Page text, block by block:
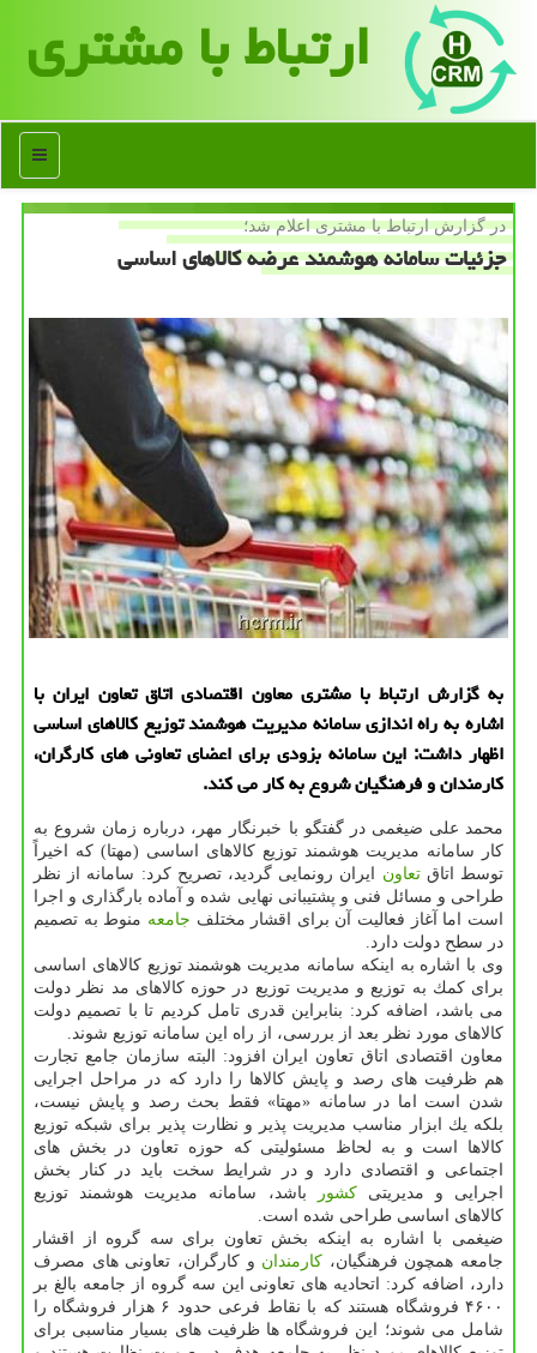
ارتباط با مشتری
منو
در گزارش ارتباط با مشتری اعلام شد؛
جزئیات سامانه هوشمند عرضه كالاهای اساسی
به گزارش ارتباط با مشتری معاون اقتصادی اتاق تعاون ایران با
اشاره به راه اندازی سامانه مدیریت هوشمند توزیع كالاهای اساسی
اظهار داشت: این سامانه بزودی برای اعضای تعاونی های كارگران،
كارمندان و فرهنگیان شروع به كار می كند.
محمد علی ضیغمی در گفتگو با خبرنگار مهر، درباره زمان شروع به
كار سامانه مدیریت هوشمند توزیع كالاهای اساسی (مهتا) كه اخیراً
توسط اتاقتعاون ایران رونمایی گردید، تصریح كرد: سامانه از نظر
طراحی و مسائل فنی و پشتیبانی نهایی شده و آماده بارگذاری و اجرا
است اما آغاز فعالیت آن برای اقشار مختلف جامعه منوط به تصمیم
در سطح دولت دارد.
وی با اشاره به اینكه سامانه مدیریت هوشمند توزیع كالاهای اساسی
برای كمك به توزیع و مدیریت توزیع در حوزه كالاهای مد نظر دولت
می باشد، اضافه كرد: بنابراین قدری تامل كردیم تا با تصمیم دولت
كالاهای مورد نظر بعد از بررسی، از راه این سامانه توزیع شوند.
معاون اقتصادی اتاق تعاون ایران افزود: البته سازمان جامع تجارت
هم ظرفیت های رصد و پایش كالاها را دارد كه در مراحل اجرایی
شدن است اما در سامانه «مهتا» فقط بحث رصد و پایش نیست،
بلكه یك ابزار مناسب مدیریت پذیر و نظارت پذیر برای شبكه توزیع
كالاها است و به لحاظ مسئولیتی كه حوزه تعاون در بخش های
اجتماعی و اقتصادی دارد و در شرایط سخت باید در كنار بخش
اجرایی و مدیریتیكشور
باشد، سامانه مدیریت هوشمند توزیع
كالاهای اساسی طراحی شده است.
ضیغمی با اشاره به اینكه بخش تعاون برای سه گروه از اقشار
جامعه همچون فرهنگیان، كارمندان و كارگران، تعاونی های مصرف
دارد، اضافه كرد: اتحادیه های تعاونی این سه گروه از جامعه بالغ بر
۴۶۰۰ فروشگاه هستند كه با نقاط فرعی حدود ۶ هزار فروشگاه را
شامل می شوند؛ این فروشگاه ها ظرفیت های بسیار مناسبی برای